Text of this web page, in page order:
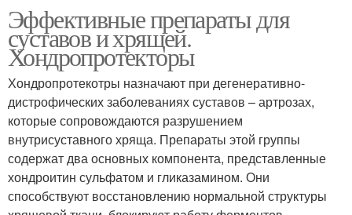
Эффективные препараты для
суставов и хрящей.
Хондропротекторы
Хондропротекотры назначают при дегенеративно-
дистрофических заболеваниях суставов – артрозах,
которые сопровождаются разрушением
внутрисуставного хряща. Препараты этой группы
содержат два основных компонента, представленные
хондроитин сульфатом и гликазамином. Они
способствуют восстановлению нормальной структуры